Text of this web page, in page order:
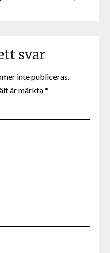
svar
inte publiceras.
är märkta*